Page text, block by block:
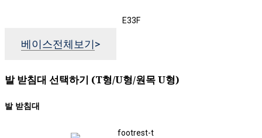
E33F
베이스전체보기>
발 받침대 선택하기 (T형/U형/원목 U형)​​
발 받침대